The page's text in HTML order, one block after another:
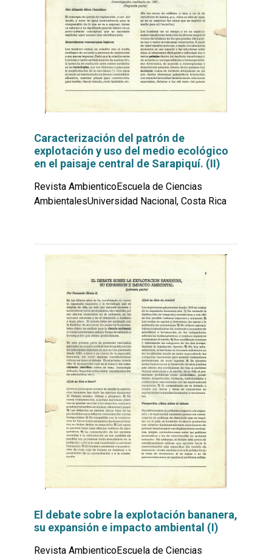
Caracterización del patrón de
explotación y uso del medio ecológico
en el paisaje central de Sarapiquí. (II)
Revista AmbienticoEscuela de Ciencias
AmbientalesUniversidad Nacional, Costa Rica
El debate sobre la explotación bananera,
su expansión e impacto ambiental (I)
Revista AmbienticoEscuela de Ciencias